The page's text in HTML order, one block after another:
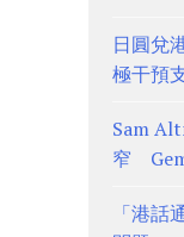
日圓兌
極干預
Sam
窄
「港